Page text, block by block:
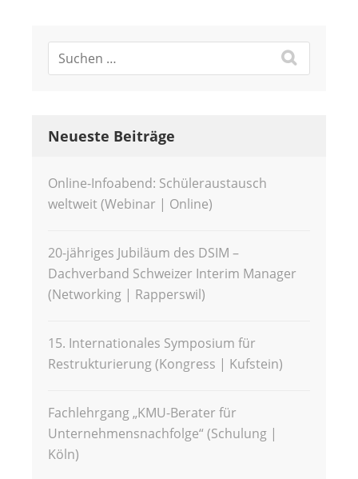
Neueste Beiträge
Online-Infoabend: Schüleraustausch
weltweit (Webinar | Online)
20-jähriges Jubiläum des DSIM –
Dachverband Schweizer Interim Manager
(Networking | Rapperswil)
15. Internationales Symposium für
Restrukturierung (Kongress | Kufstein)
Fachlehrgang „KMU-Berater für
Unternehmensnachfolge“ (Schulung |
Köln)